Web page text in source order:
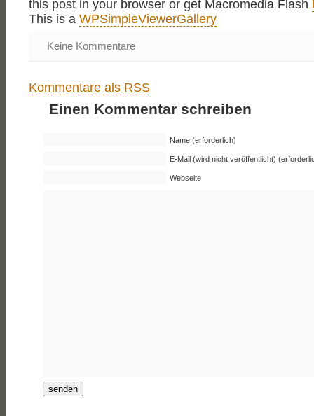
this post in your browser or get Macromedia Flash
This is a WPSimpleViewerGallery
Keine Kommentare
Kommentare als RSS
Einen Kommentar schreiben
Name (erforderlich)
E-Mail (wird nicht veröffentlicht)
Webseite